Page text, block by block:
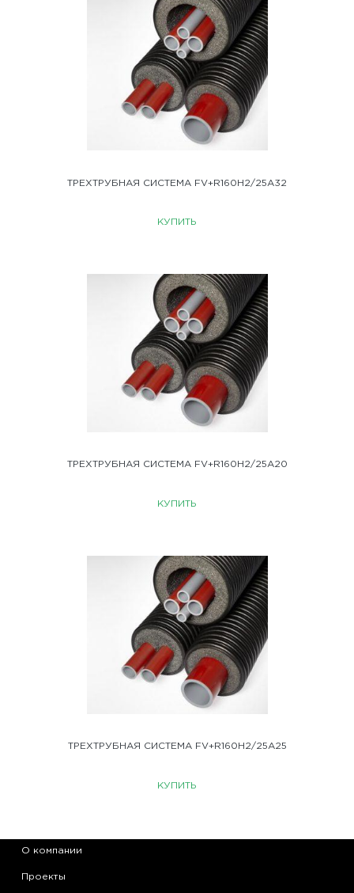
ТРЕХТРУБНАЯ СИСТЕМА FV+R160H2/25A32
КУПИТЬ
ТРЕХТРУБНАЯ СИСТЕМА FV+R160H2/25A20
КУПИТЬ
ТРЕХТРУБНАЯ СИСТЕМА FV+R160H2/25A25
КУПИТЬ
О компании
Проекты